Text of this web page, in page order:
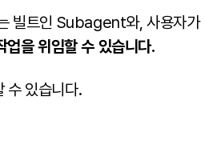
빌트인 Subagent와, 사용자가
업을 위임할 수 있습니다.
수 있습니다.